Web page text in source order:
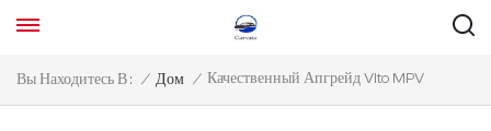
Вы Находитесь В : / Дом / Качественный Апгрейд Vito MPV